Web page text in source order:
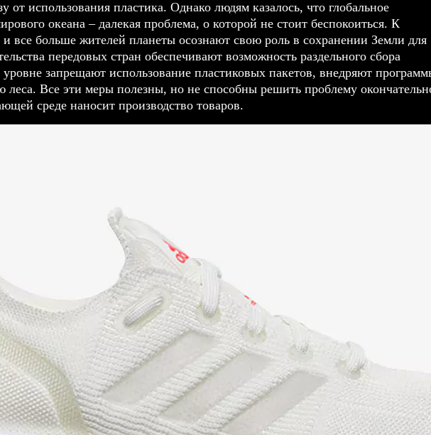
от использования пластика. Однако людям казалось, что глобальное
океана – далекая проблема, о которой не стоит беспокоиться. К
и все больше жителей планеты осознают свою роль в сохранении Земли для
передовых стран обеспечивают возможность раздельного сбора
уровне запрещают использование пластиковых пакетов, внедряют
леса. Все эти меры полезны, но не способны решить проблему
среде наносит производство товаров.